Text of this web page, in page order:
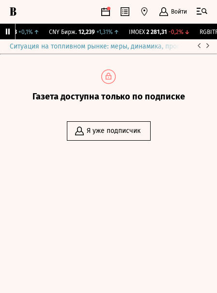
Войти
+0,1% ↑ CNY Бирж. 12,239 +1,31% ↑ IMOEX 2 281,31 -0,2%↓ RGBITR
Ситуация на топливном рынке: меры, динамика, прогнозы
Газета доступна только по подписке
Я уже подписчик